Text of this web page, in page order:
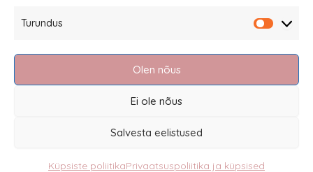
Turundus
Olen nõus
Ei ole nõus
Salvesta eelistused
Küpsiste poliitikaPrivaatsuspoliitika ja küpsised
Müügitingimused
Kauba tagastamine